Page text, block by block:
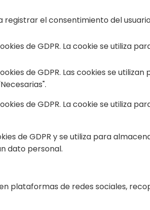
registrar el consentimiento del
de GDPR. La cookie se utiliza
de GDPR. Las cookies se utilizan
de GDPR. La cookie se utiliza
de GDPR y se utiliza para
dato personal.
plataformas de redes sociales,